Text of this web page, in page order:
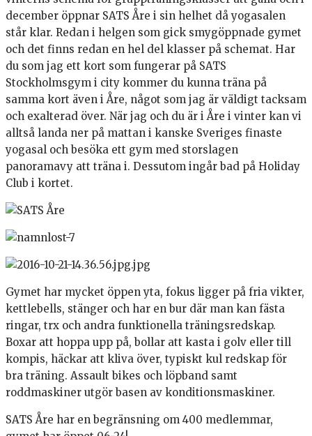
december öppnar SATS Åre i sin helhet då yogasalen
står klar. Redan i helgen som gick smygöppnade gymet
och det finns redan en hel del klasser på schemat. Har
du som jag ett kort som fungerar på SATS
Stockholmsgym i city kommer du kunna träna på
samma kort även i Åre, något som jag är väldigt tacksam
och exalterad över. När jag och du är i Åre i vinter kan vi
alltså landa ner på mattan i kanske Sveriges finaste
yogasal och besöka ett gym med storslagen
panoramavy att träna i. Dessutom ingår bad på Holiday
Club i kortet.
Gymet har mycket öppen yta, fokus ligger på fria vikter,
kettlebells, stänger och har en bur där man kan fästa
ringar, trx och andra funktionella träningsredskap.
Boxar att hoppa upp på, bollar att kasta i golv eller till
kompis, häckar att kliva över, typiskt kul redskap för
bra träning. Assault bikes och löpband samt
roddmaskiner utgör basen av konditionsmaskiner.
SATS Åre har en begränsning om 400 medlemmar,